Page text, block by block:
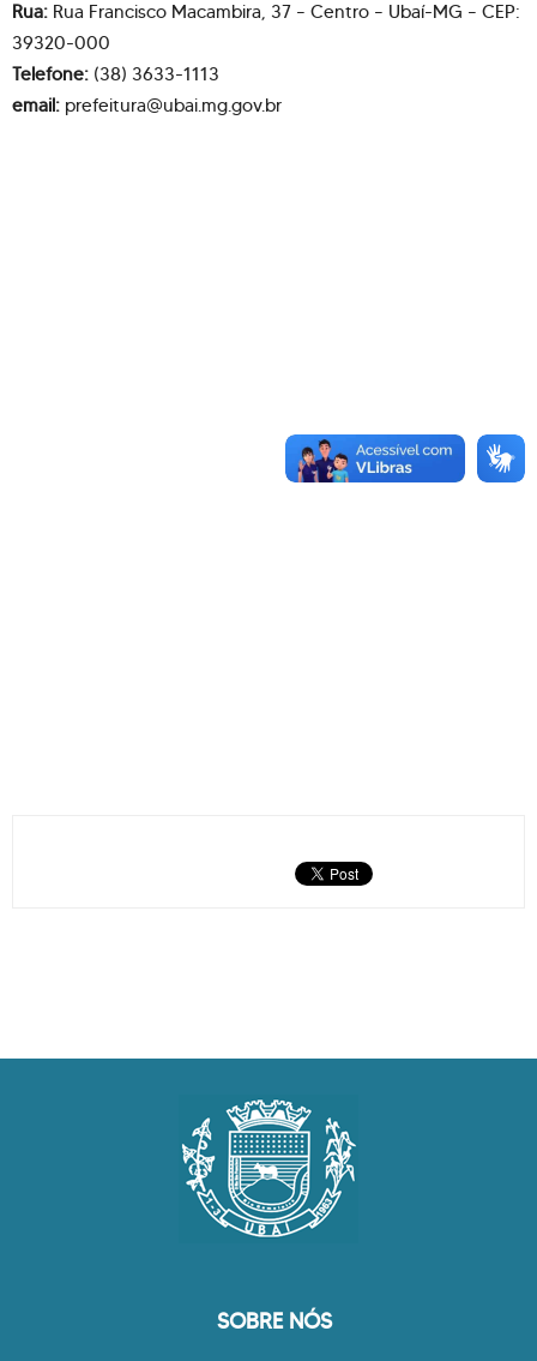
Rua: Rua Francisco Macambira, 37 – Centro – Ubaí-MG – CEP:
39320-000
Telefone: (38) 3633-1113
email: prefeitura@ubai.mg.gov.br
SOBRE NÓS